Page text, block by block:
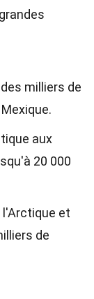
milliers de
aux
20 000
l'Arctique et
de